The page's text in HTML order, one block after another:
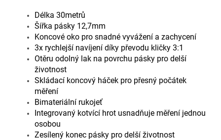
Délka 30metrů
Šířka pásky 12,7mm
Koncové oko pro snadné vyvážení a zachycení
3x rychlejší navíjení díky převodu kličky 3:1
Otěru odolný lak na povrchu pásky pro delší
životnost
Skládací koncový háček pro přesný počátek
měření
Bimateriální rukojeť
Integrovaný kotvící hrot usnadňuje měření jednou
osobou
Zesílený konec pásky pro delší životnost